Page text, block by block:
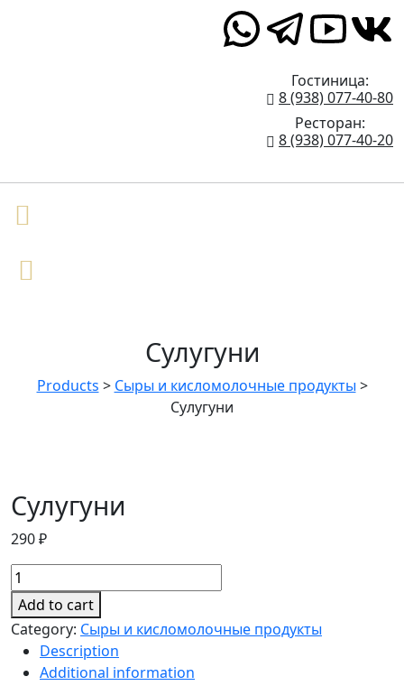
Гостиница:
8 (938) 077-40-80
Ресторан:
8 (938) 077-40-20
Сулугуни
Products > Сыры и кисломолочные продукты >
Сулугуни
Сулугуни
290₽
Сулугуни
quantity
Add to cart
Category: Сыры и кисломолочные продукты
Description
Additional information